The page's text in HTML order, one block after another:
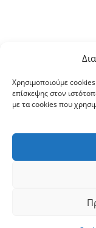
Χρησιμοποιούμε
επίσκεψης στον
με τα cookies που